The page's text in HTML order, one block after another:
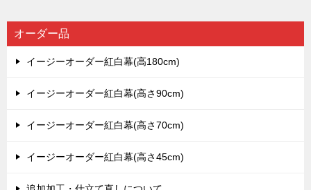
オーダー品
イージーオーダー紅白幕(高180cm)
イージーオーダー紅白幕(高さ90cm)
イージーオーダー紅白幕(高さ70cm)
イージーオーダー紅白幕(高さ45cm)